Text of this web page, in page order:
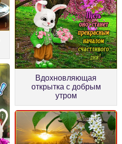
Вдохновляющая
открытка с добрым
утром